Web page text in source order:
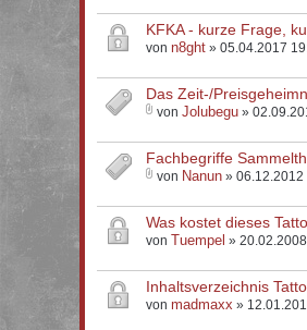
KFKA - kurze Frage,
von n8ght » 05.04.2017
Das Zeit-/
von Jolubegu »
Fachbegriffe
von Nanun » 06.12.2012
Was kostet dieses
von Tuempel »
Inhaltsverzeichnis
von madmaxx »